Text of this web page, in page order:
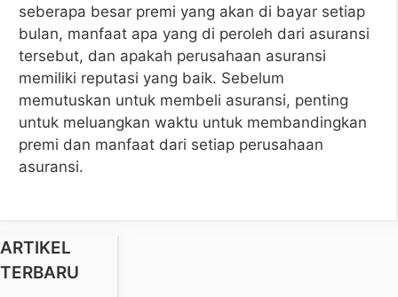
seberapa besar premi yang akan di bayar setiap
bulan, manfaat apa yang di peroleh dari asuransi
tersebut, dan apakah perusahaan asuransi
memiliki reputasi yang baik. Sebelum
memutuskan untuk membeli asuransi, penting
untuk meluangkan waktu untuk membandingkan
premi dan manfaat dari setiap perusahaan
asuransi.
ARTIKEL
TERBARU